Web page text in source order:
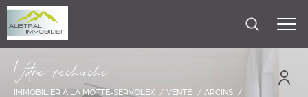
Vore recece
IMMOBILIER À LA MOTTE-SERVOLEX VENTE
ARCINS